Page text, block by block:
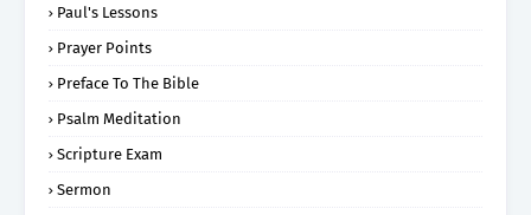
Paul's Lessons
Prayer Points
Preface To The Bible
Psalm Meditation
Scripture Exam
Sermon